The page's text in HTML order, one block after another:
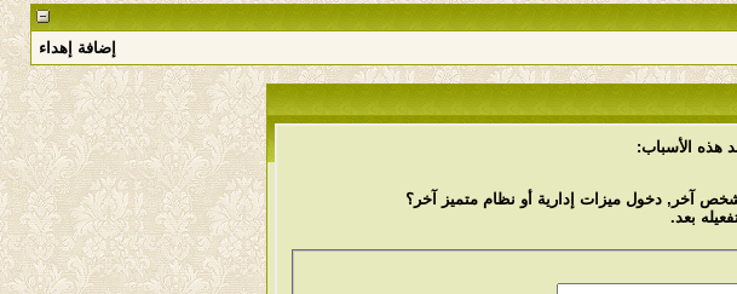
إضافة إهداء
هذه الأسباب:
آخر, دخول ميزات إدارية أو نظام متميز آخر؟
بعد.